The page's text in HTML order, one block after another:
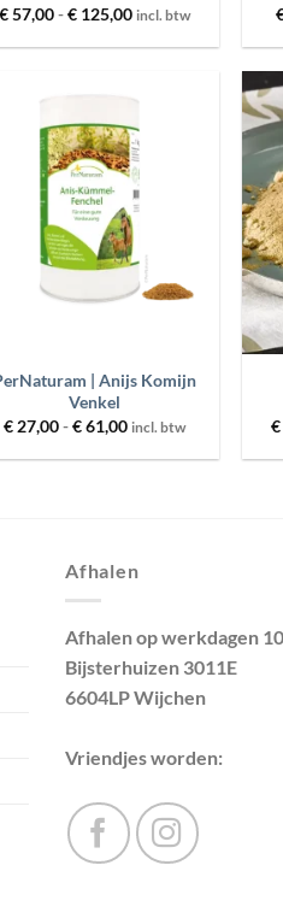
€57,00-€125,00Prijsklasse:
tot
incl. btw
Toevoegen
wenslijst
| Anijs Komijn
Venkel
€27,00-€61,00Prijsklasse:
tot
incl. btw
+
€
Afhalen
Afhalen op werkdagen
Bijsterhuizen 3011E
6604LP Wijchen
Vriendjes worden: